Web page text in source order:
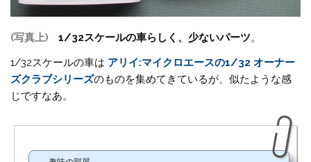
(写真上) 1/32スケールの車らしく、少ないパーツ。
1/32スケールの車は アリイ:マイクロエースの1/32 オーナー
ズクラブシリーズのものを集めてきているが、似たような感
じですなあ。